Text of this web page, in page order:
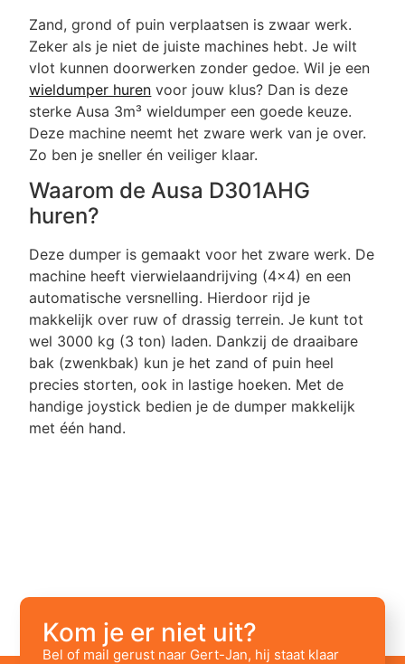
Zand, grond of puin verplaatsen is zwaar werk.
Zeker als je niet de juiste machines hebt. Je wilt
vlot kunnen doorwerken zonder gedoe. Wil je een
wieldumper huren voor jouw klus? Dan is deze
sterke Ausa 3m³ wieldumper een goede keuze.
Deze machine neemt het zware werk van je over.
Zo ben je sneller én veiliger klaar.
Waarom de Ausa D301AHG
huren?
Deze dumper is gemaakt voor het zware werk. De
machine heeft vierwielaandrijving (4x4) en een
automatische versnelling. Hierdoor rijd je
makkelijk over ruw of drassig terrein. Je kunt tot
wel 3000 kg (3 ton) laden. Dankzij de draaibare
bak (zwenkbak) kun je het zand of puin heel
precies storten, ook in lastige hoeken. Met de
handige joystick bedien je de dumper makkelijk
met één hand.
Kom je er niet uit?
Bel of mail gerust naar Gert-Jan, hij staat klaar